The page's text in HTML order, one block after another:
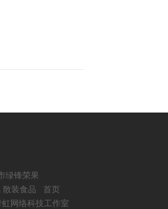
绿锋荣果
散装食品
首页
网络科技工作室